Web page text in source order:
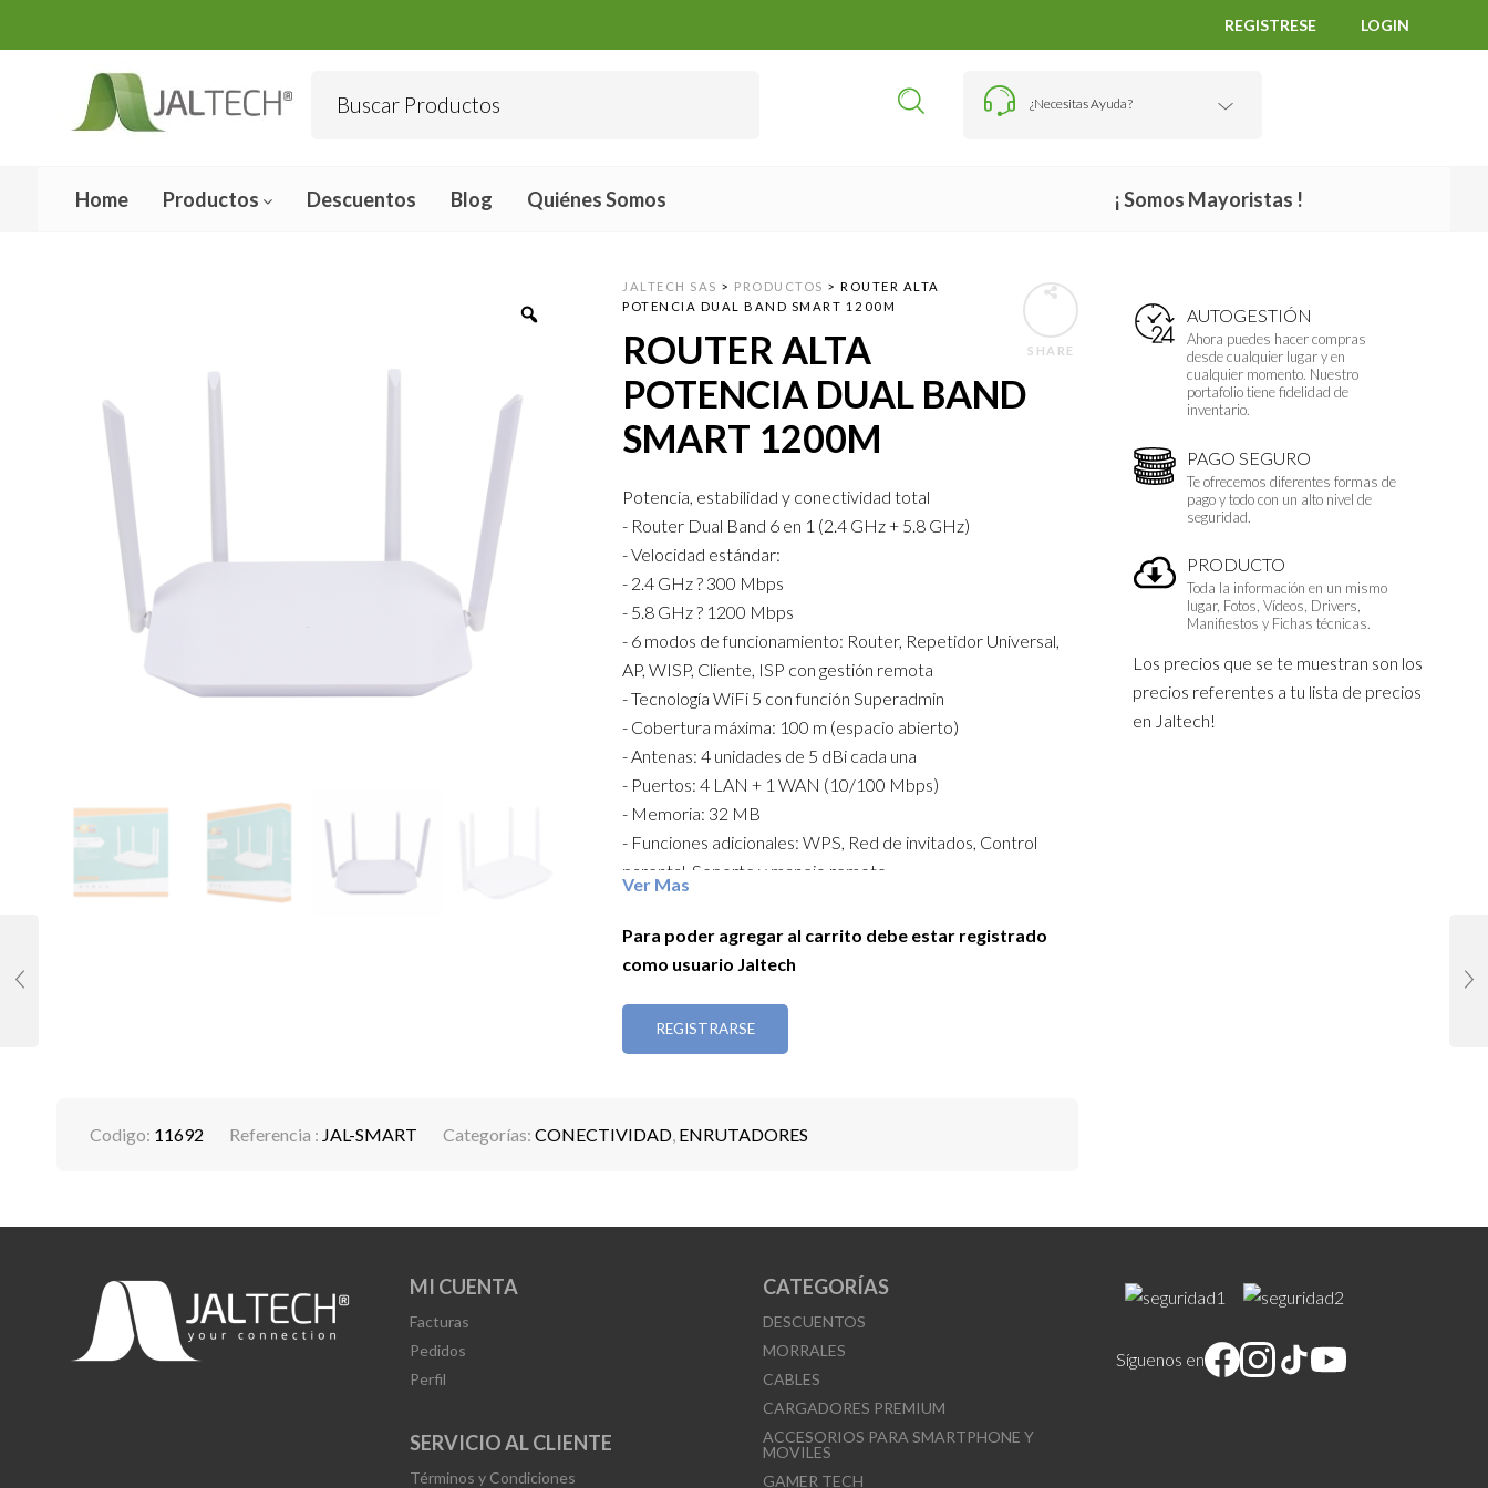
REGISTRESE LOGIN
¿Necesitas Ayuda?
Home Productos Descuentos Blog Quiénes Somos ¡ Somos Mayoristas !
AUTOGESTIÓN
Ahora puedes hacer compras
desde cualquier lugar y en
cualquier momento. Nuestro
portafolio tiene fidelidad de
inventario.
PAGO SEGURO
Te ofrecemos diferentes formas de
pago y todo con un alto nivel de
seguridad.
PRODUCTO
Toda la información en un mismo
lugar, Fotos, Vídeos, Drivers,
Manifiestos y Fichas técnicas.
Los precios que se te muestran son los
precios referentes a tu lista de precios
en Jaltech!
SHARE
JALTECH SAS > PRODUCTOS >ROUTER ALTA
POTENCIA DUAL BAND SMART 1200M
ROUTER ALTA
POTENCIA DUAL BAND
SMART 1200M
Potencia, estabilidad y conectividad total
- Router Dual Band 6 en 1 (2.4 GHz + 5.8 GHz)
- Velocidad estándar:
- 2.4 GHz ? 300 Mbps
- 5.8 GHz ? 1200 Mbps
- 6 modos de funcionamiento: Router, Repetidor Universal,
AP, WISP, Cliente, ISP con gestión remota
- Tecnología WiFi 5 con función Superadmin
- Cobertura máxima: 100 m (espacio abierto)
- Antenas: 4 unidades de 5 dBi cada una
- Puertos: 4 LAN + 1 WAN (10/100 Mbps)
- Memoria: 32 MB
- Funciones adicionales: WPS, Red de invitados, Control
parental, Soporte y manejo remoto
simultáneamente
- LEDs indicadores de estado
(PPTP / L2TP), Hardware HNAT
- Dimensiones: 22 × 14.5 × 3 cm
Ver Mas
Para poder agregar al carrito debe estar registrado
como usuario Jaltech
REGISTRARSE
Codigo: 11692 Referencia : JAL-SMART Categorías: CONECTIVIDAD, ENRUTADORES
MI CUENTA
Facturas
Pedidos
Perfil
SERVICIO AL CLIENTE
Términos y Condiciones
CATEGORÍAS
DESCUENTOS
MORRALES
CABLES
CARGADORES PREMIUM
ACCESORIOS PARA SMARTPHONE Y
MOVILES
GAMER TECH
Síguenos en